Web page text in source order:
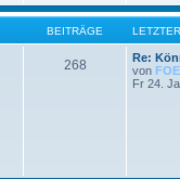
BEITRÄGE
268
Re:
von FOE
Fr 24.